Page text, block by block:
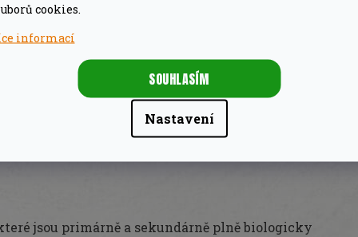
cookies.
informací
Nastavení
SOUHLASÍM
a grilovacích roštů, dvířek krbové trouby,
nerez, sklo, plast, smalt, textil a mnoho dalších.
jsou primárně a sekundárně plně biologicky